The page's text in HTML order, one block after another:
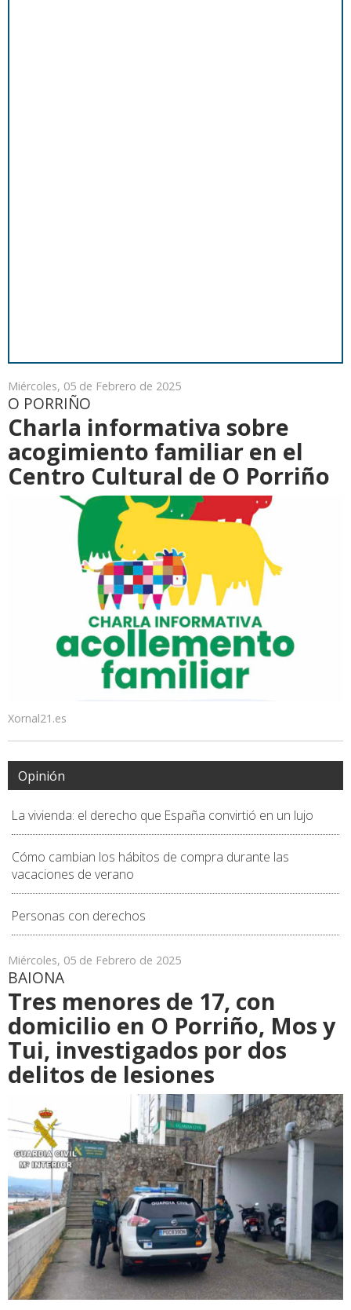
Miércoles, 05 de Febrero de 2025
O PORRIÑO
Charla informativa sobre
acogimiento familiar en el
Centro Cultural de O Porriño
Xornal21.es
Opinión
La vivienda: el derecho que España convirtió en un lujo
Cómo cambian los hábitos de compra durante las
vacaciones de verano
Personas con derechos
Miércoles, 05 de Febrero de 2025
BAIONA
Tres menores de 17, con
domicilio en O Porriño, Mos y
Tui, investigados por dos
delitos de lesiones